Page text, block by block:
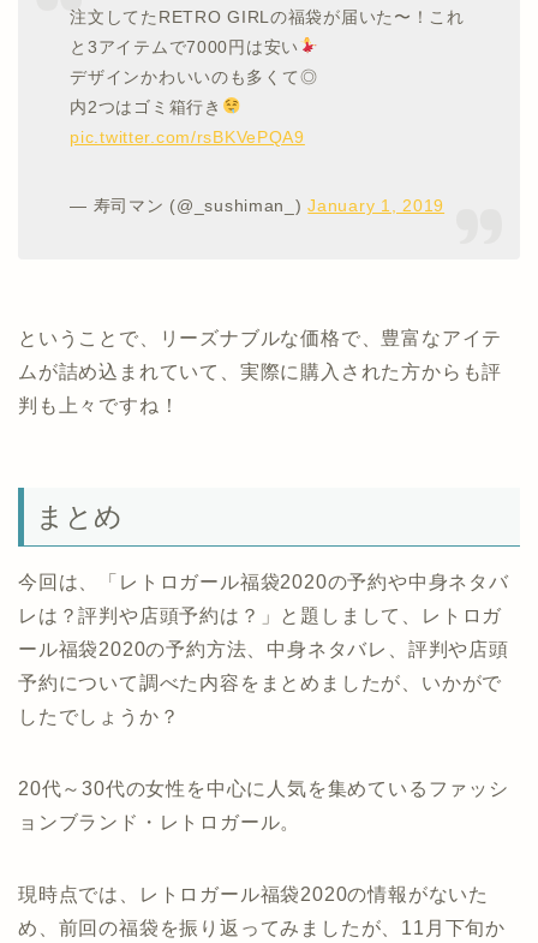
注文してたRETRO GIRLの福袋が届いた〜！これ
と3アイテムで7000円は安い
デザインかわいいのも多くて◎
内2つはゴミ箱行き
pic.twitter.com/rsBKVePQA9
— 寿司マン (@_sushiman_)January 1, 2019
ということで、リーズナブルな価格で、豊富なアイテ
ムが詰め込まれていて、実際に購入された方からも評
判も上々ですね！
まとめ
今回は、「レトロガール福袋2020の予約や中身ネタバ
レは？評判や店頭予約は？」と題しまして、レトロガ
ール福袋2020の予約方法、中身ネタバレ、評判や店頭
予約について調べた内容をまとめましたが、いかがで
したでしょうか？
20代～30代の女性を中心に人気を集めているファッシ
ョンブランド・レトロガール。
現時点では、レトロガール福袋2020の情報がないた
め、前回の福袋を振り返ってみましたが、11月下旬か